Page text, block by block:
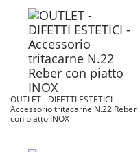
OUTLET - DIFETTI ESTETICI -
Accessorio tritacarne N.22 Reber
con piatto INOX